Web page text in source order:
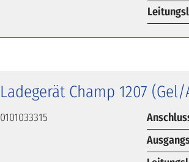
Ladegerät Champ 1207 (Gel/
0101033315